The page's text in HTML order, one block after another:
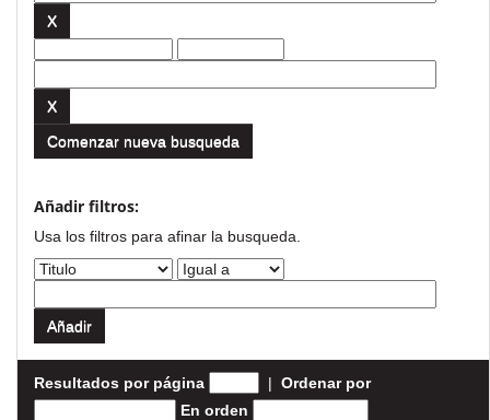
Comenzar nueva busqueda
Añadir filtros:
Usa los filtros para afinar la busqueda.
Resultados por página | Ordenar por
En orden